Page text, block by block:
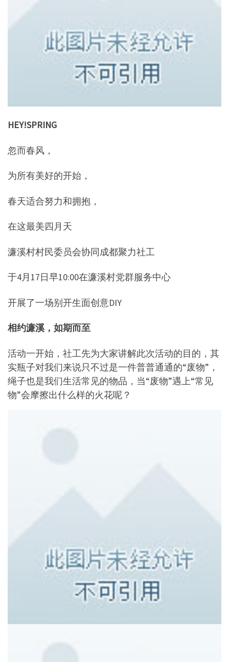
HEY!SPRING
忽而春风，
为所有美好的开始，
春天适合努力和拥抱，
在这最美四月天
濂溪村村民委员会协同成都聚力社工
于4月17日早10:00在濂溪村党群服务中心
开展了一场别开生面创意DIY
相约濂溪，如期而至
活动一开始，社工先为大家讲解此次活动的目的，其
实瓶子对我们来说只不过是一件普普通通的“废物”，
绳子也是我们生活常见的物品，当“废物”遇上“常见
物”会摩擦出什么样的火花呢？